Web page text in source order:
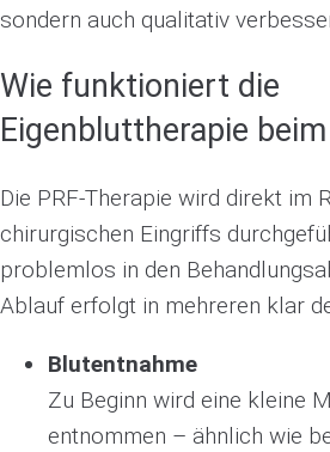
sondern auch qualitativ
Wie funktioniert die
Eigenbluttherapie
Die PRF-Therapie wird direkt im
chirurgischen Eingriffs
problemlos in den
Ablauf erfolgt in mehreren klar
Blutentnahme
Zu Beginn wird eine kleine
entnommen – ähnlich wie